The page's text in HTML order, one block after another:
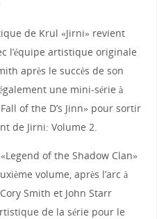
de Krul «Jirni» revient
l’équipe artistique originale
après le succès de son
une mini-série à
of the D’s Jinn» pour sortir
de Jirni: Volume 2.
of the Shadow Clan»
volume, après l’arc à
Smith et John Starr
de la série pour le